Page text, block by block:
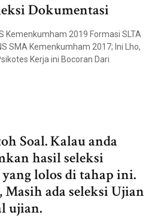
Dokumentasi
Kemenkumham 2019 Formasi SLTA
SMA Kemenkumham 2017; Ini Lho,
Kerja ini Bocoran Dari
Soal. Kalau anda
hasil seleksi
lolos di tahap ini.
ada seleksi Ujian
ujian.